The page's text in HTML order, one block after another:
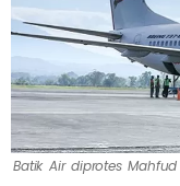
Batik Air diprotes